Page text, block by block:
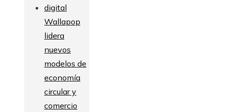
Wallapop
lidera
nuevos
modelos de
economía
circular y
comercio